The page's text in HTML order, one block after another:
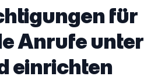
für
Anrufe unter
einrichten